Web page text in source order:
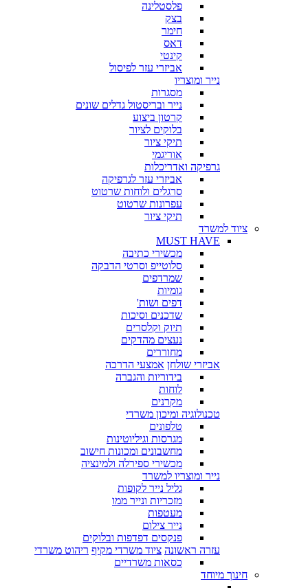
פלסטלינה
בצק
חימר
דאס
קינטי
אביזרי עזר לפיסול
נייר ומוצריו
מסגרות
נייר ובריסטול גדלים שונים
קרטון ביצוע
בלוקים לציור
תיקי ציור
אוריגמי
גרפיקה ואדריכלות
אביזרי עזר לגרפיקה
סרגלים ולוחות שרטוט
עפרונות שרטוט
תיקי ציור
ציוד למשרד
MUST HAVE
מכשירי כתיבה
סלוטייפ וסרטי הדבקה
שמרדפים
גומיות
דפים ושות'
שדכנים וסיכות
תיוק וקלסרים
נעצים מהדקים
מחוררים
אביזרי שולחן אמצעי הדרכה
בידוריות והגברה
לוחות
מקרנים
טכנולוגיה ומיכון משרדי
טלפונים
מגרסות וגיליוטינות
מחשבונים ומכונות חישוב
מכשירי ספירלה ולמינציה
נייר ומוצריו למשרד
גליל נייר לקופות
מזכריות ונייר ממו
מעטפות
נייר צילום
פנקסים דפדפות ובלוקים
עזרה ראשונה ציוד משרדי מקיף ריהוט משרדי
כסאות משרדיים
חינוך מיוחד